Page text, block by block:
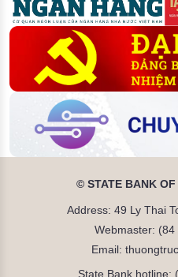
© STATE BANK
Address: 49 Ly Thai
Webmaster:
Email:
State Bank hotline: